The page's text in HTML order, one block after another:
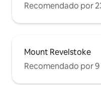
Recomendado por
Mount Revelstoke
Recomendado por